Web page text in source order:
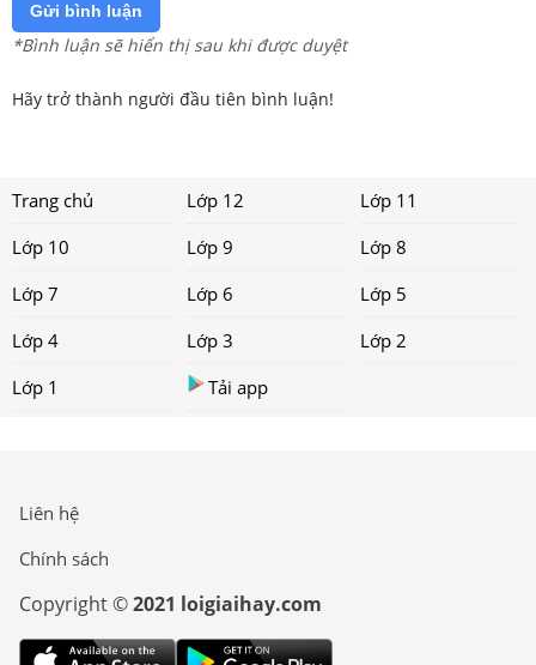
Gửi bình luận
*Bình luận sẽ hiển thị sau khi được duyệt
Hãy trở thành người đầu tiên bình luận!
Trang chủ Lớp 12
Lớp 11
Lớp 10
Lớp 9
Lớp 8
Lớp 7
Lớp 6
Lớp 5
Lớp 4
Lớp 3
Lớp 2
Lớp 1
Tải app
Liên hệ
Chính sách
Copyright ©2021 loigiaihay.com